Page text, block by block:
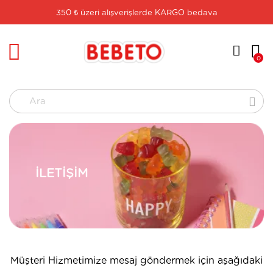
350 ₺ üzeri alışverişlerde KARGO bedava
0
Ara
İLETIŞIM
Müşteri Hizmetimize mesaj göndermek için aşağıdaki